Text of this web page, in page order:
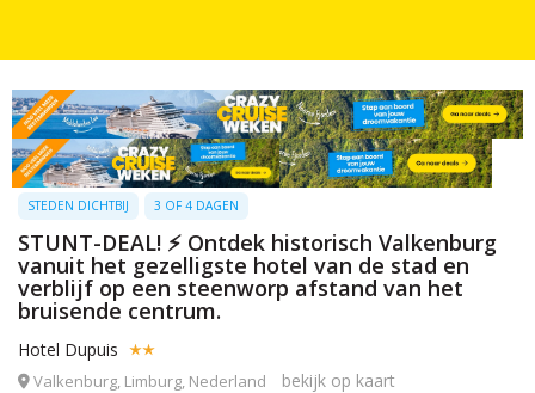
STEDEN DICHTBIJ 3 OF 4 DAGEN
STUNT-DEAL! ⚡ Ontdek historisch Valkenburg
vanuit het gezelligste hotel van de stad en
verblijf op een steenworp afstand van het
bruisende centrum.
Hotel Dupuis
Valkenburg, Limburg, Nederland bekijk op kaart